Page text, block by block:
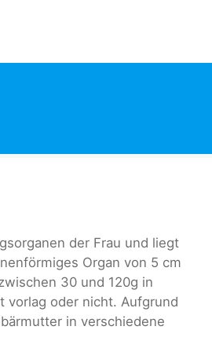
der Frau und liegt
Organ von 5 cm
30 und 120g in
vorlag oder nicht. Aufgrund
in verschiedene